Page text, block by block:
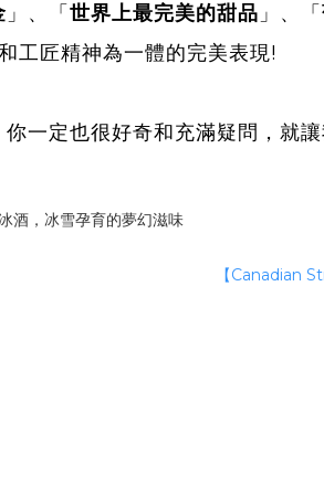
」、「 世界上最完美的甜品 」、「
工匠精神為一體的完美表現!
一定也很好奇和充滿疑問，就讓